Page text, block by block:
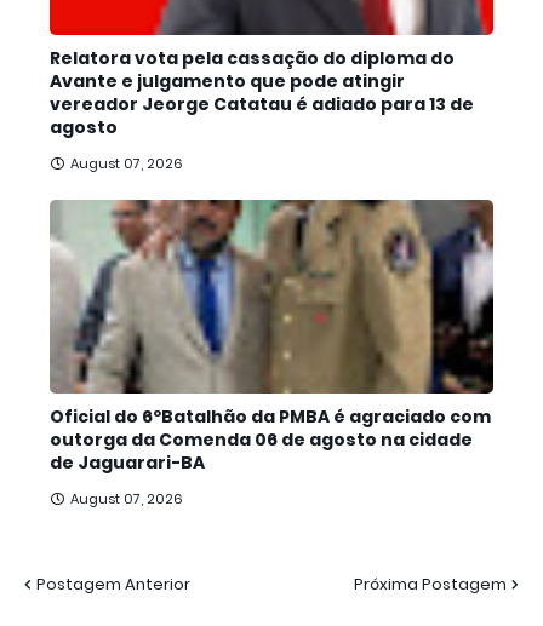
Relatora vota pela cassação do diploma do
Avante e julgamento que pode atingir
vereador Jeorge Catatau é adiado para 13 de
agosto
August 07, 2026
Oficial do 6ºBatalhão da PMBA é agraciado com
outorga da Comenda 06 de agosto na cidade
de Jaguarari-BA
August 07, 2026
Postagem Anterior Próxima Postagem